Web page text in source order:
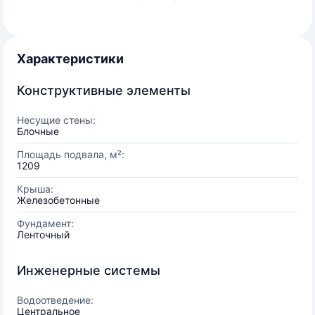
Характеристики
Конструктивные элементы
Несущие стены:
Блочные
Площадь подвала, м²:
1209
Крыша:
Железобетонные
Фундамент:
Ленточный
Инженерные системы
Водоотведение:
Центральное